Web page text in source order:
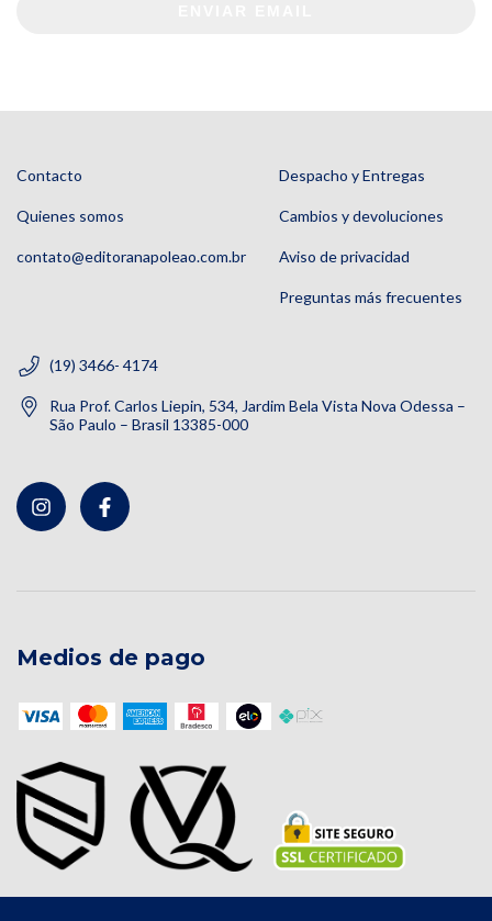
Contacto
Quienes somos
contato@editoranapoleao.com.br
Despacho y Entregas
Cambios y devoluciones
Aviso de privacidad
Preguntas más frecuentes
(19) 3466- 4174
Rua Prof. Carlos Liepin, 534, Jardim Bela Vista Nova Odessa –
São Paulo – Brasil 13385-000
Medios de pago